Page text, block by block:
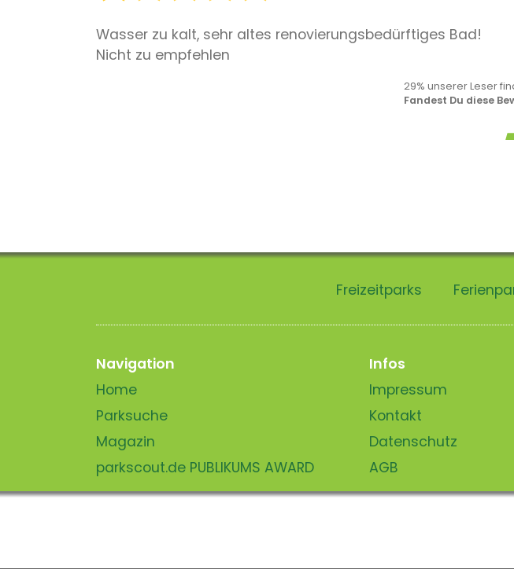
Wasser zu kalt, sehr altes renovierungsbedürftiges Bad!
Nicht zu empfehlen
29% unserer Leser
Fandest Du diese
Freizeitparks
Navigation
Home
Parksuche
Magazin
parkscout.de PUBLIKUMS AWARD
Infos
Impressum
Kontakt
Datenschutz
AGB